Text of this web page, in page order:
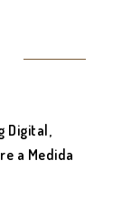
Digital,
a Medida